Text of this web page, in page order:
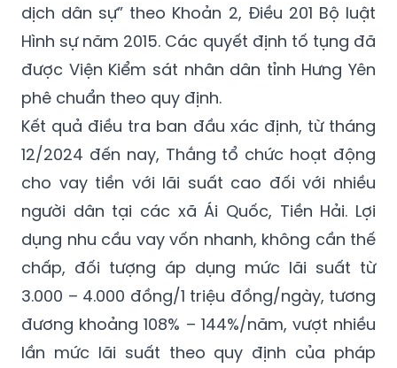
dịch dân sự” theo Khoản 2, Điều 201 Bộ luật
Hình sự năm 2015. Các quyết định tố tụng đã
được Viện Kiểm sát nhân dân tỉnh Hưng Yên
phê chuẩn theo quy định.
Kết quả điều tra ban đầu xác định, từ tháng
12/2024 đến nay, Thắng tổ chức hoạt động
cho vay tiền với lãi suất cao đối với nhiều
người dân tại các xã Ái Quốc, Tiền Hải. Lợi
dụng nhu cầu vay vốn nhanh, không cần thế
chấp, đối tượng áp dụng mức lãi suất từ
3.000 – 4.000 đồng/1 triệu đồng/ngày, tương
đương khoảng 108% – 144%/năm, vượt nhiều
lần mức lãi suất theo quy định của pháp